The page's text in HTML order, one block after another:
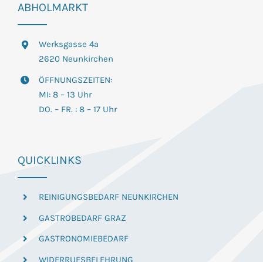
ABHOLMARKT
Werksgasse 4a
2620 Neunkirchen
ÖFFNUNGSZEITEN:
MI: 8 – 13 Uhr
DO. – FR. : 8 – 17 Uhr
QUICKLINKS
REINIGUNGSBEDARF NEUNKIRCHEN
GASTROBEDARF GRAZ
GASTRONOMIEBEDARF
WIDERRUFSBELEHRUNG